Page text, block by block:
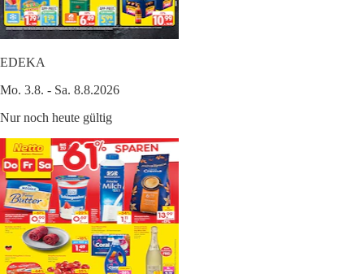
EDEKA
Mo. 3.8. - Sa. 8.8.2026
Nur noch heute gültig